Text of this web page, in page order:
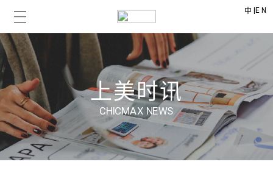
中 |EN
上美时讯
CHICMAX NEWS